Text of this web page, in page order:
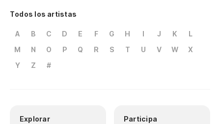
Todos los artistas
A B C D E F G H I J K
L
M
N O P Q R S T U V W
X
Y
Z #
Explorar Participa